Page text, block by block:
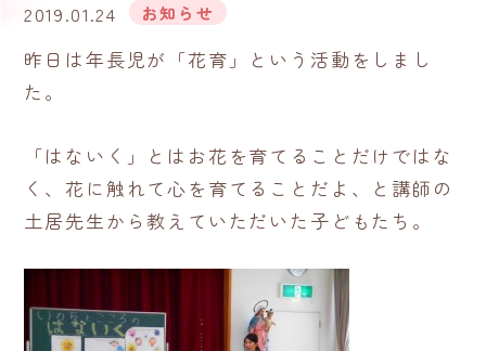
2019.01.24 お知らせ
昨日は年長児が「花育」という活動をしまし
た。
「はないく」とはお花を育てることだけではな
く、花に触れて心を育てることだよ、と講師の
土居先生から教えていただいた子どもたち。